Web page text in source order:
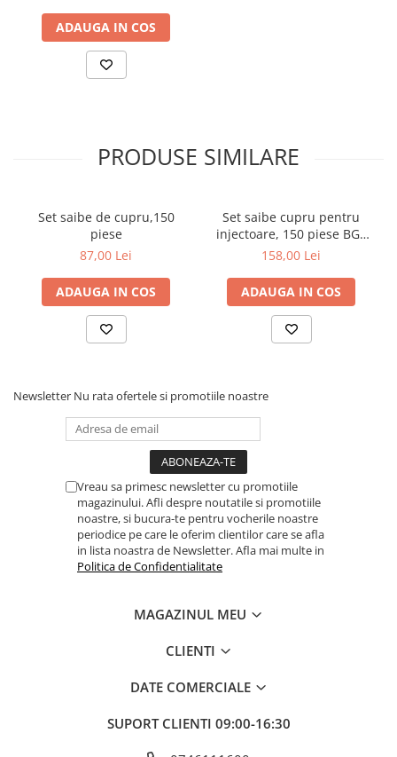
Module pentru dulapuri
Cutii de Scule
Chei/Tubulare/Biti
Chei cu clichet, fixe, speciale
Extractoare suruburi
Accesorii pentru tubulare
Scule de mana
Burghie/accesorii
Perii/Perii de Sarma
Poansoane / Punctatoare /
Filiere si tarozi
Instrumente de Taiat, Lipit
Instrumente de Masurat
Surubelnite, Torx & Imbus
Clesti & Clesti Speciali
Clichete, Extensii, Adaptoare,
Dispozitive magnetice, oglinzi,
ADAUGA IN COS
PRODUSE SIMILARE
Set saibe de cupru,150
piese
87,00 Lei
ADAUGA IN COS
Set saibe cupru pentru
injectoare, 150 piese BGS
8120
158,00 Lei
ADAUGA IN COS
Newsletter Nu rata ofertele si promotiile noastre
Vreau sa primesc newsletter cu promotiile
magazinului. Afli despre noutatile si promotiile
noastre, si bucura-te pentru vocherile noastre
periodice pe care le oferim clientilor care se afla
in lista noastra de Newsletter. Afla mai multe in
Politica de Confidentialitate
MAGAZINUL MEU
CLIENTI
DATE COMERCIALE
SUPORT CLIENTI 09:00-16:30